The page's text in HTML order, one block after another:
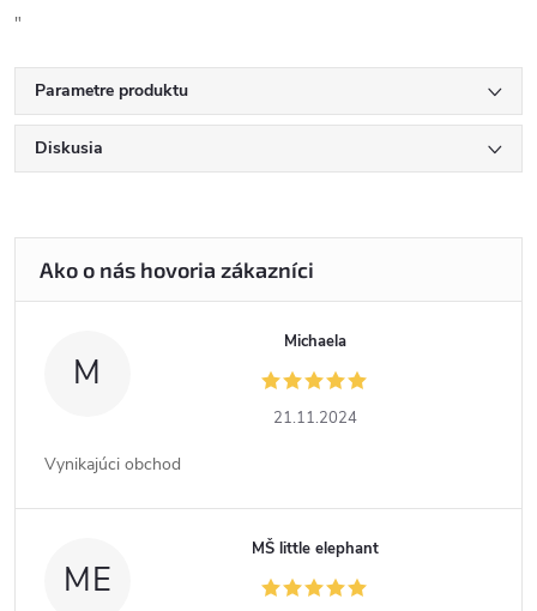
"
Parametre produktu
Diskusia
M
Michaela
21.11.2024
Vynikajúci obchod
ME
MŠ little elephant